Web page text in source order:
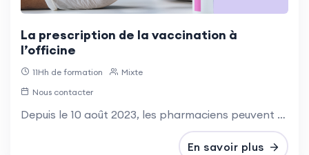
La prescription de la vaccination à
l’officine
11Hh de formation
Mixte
Nous contacter
Depuis le 10 août 2023, les pharmaciens peuvent prescrire et administrer tous les vaccins du calendrier vaccinal dès 11 ans, sauf les vaccins vivants atténués chez les immunodéprimés. Cette formation permet de valider cette compétence.
En savoir plus